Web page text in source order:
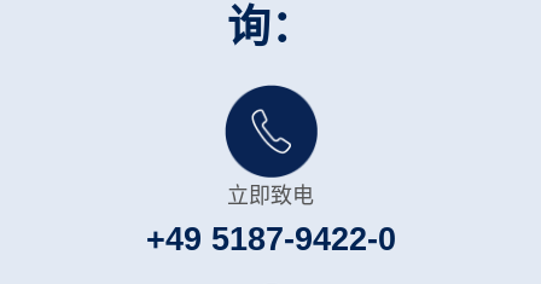
询：
立即致电
+49 5187-9422-0